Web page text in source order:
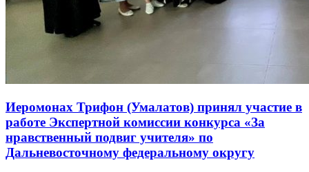
Иеромонах Трифон (Умалатов) принял участие в
работе Экспертной комиссии конкурса «За
нравственный подвиг учителя» по
Дальневосточному федеральному округу